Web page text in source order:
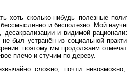
хоть сколько-нибудь полезные
и бесполезно. Мой
десакрализации и видимой
был устранён из социальной
поэтому мы продолжаем
плечо и стучим по дереву.
сложно, почти